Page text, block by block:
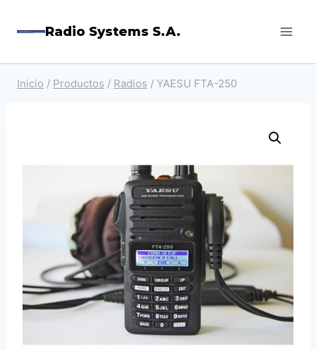
Radio Systems S.A.
Inicio / Productos / Radios / YAESU FTA-250